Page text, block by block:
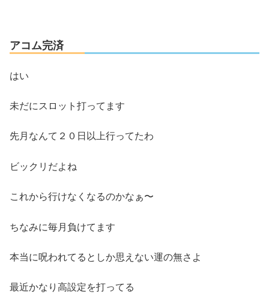
アコム完済
はい
未だにスロット打ってます
先月なんて２０日以上行ってたわ
ビックリだよね
これから行けなくなるのかなぁ〜
ちなみに毎月負けてます
本当に呪われてるとしか思えない運の無さよ
最近かなり高設定を打ってる